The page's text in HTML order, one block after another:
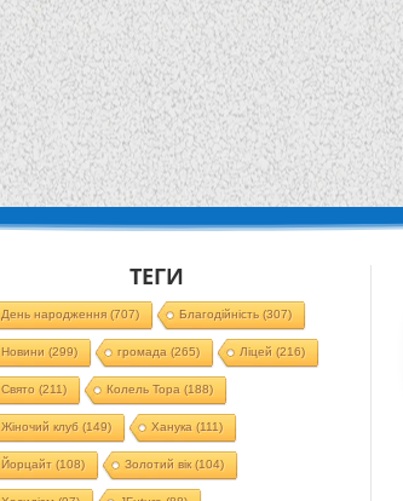
ТЕГИ
День народження(707) Благодійність (307)
Новини (299) громада (265) Ліцей (216)
Свято (211) Колель Тора (188)
Жіночий клуб (149) Ханука (111)
Йорцайт (108) Золотий вік(104)